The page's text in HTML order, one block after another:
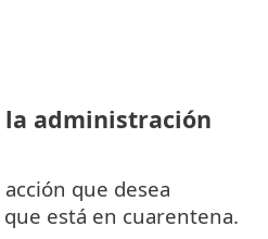
administración
que desea
está en cuarentena.